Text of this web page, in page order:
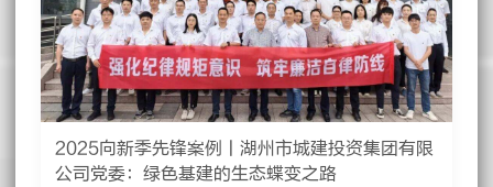
2025向新季先锋案例丨湖州市城建投资集团有限
公司党委：绿色基建的生态蝶变之路